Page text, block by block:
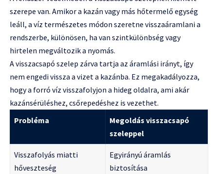
szerepe van. Amikor a kazán vagy más hőtermelő egység
leáll, a víz természetes módon szeretne visszaáramlani a
rendszerbe, különösen, ha van szintkülönbség vagy
hirtelen megváltozik a nyomás.
A visszacsapó szelep zárva tartja az áramlási irányt, így
nem engedi vissza a vizet a kazánba. Ez megakadályozza,
hogy a forró víz visszafolyjon a hideg oldalra, ami akár
kazánsérüléshez, csőrepedéshez is vezethet.
Probléma
Megoldás visszacsapó
szeleppel
Visszafolyás miatti
hőveszteség
Egyirányú áramlás
biztosítása